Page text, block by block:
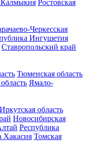
Калмыкия Ростовская
Черкесская
Ингушетия
Ставропольский край
Тюменская область
Ямало-
Иркутская область
Новосибирская
Республика
Хакасия Томская